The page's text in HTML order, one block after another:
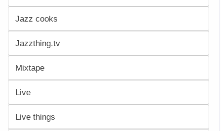
Jazz cooks
Jazzthing.tv
Mixtape
Live
Live things